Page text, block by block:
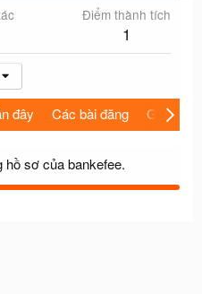
Điểm thành tích
1
đây Các bài đăng Giới thiệu
hồ sơ của bankefee.